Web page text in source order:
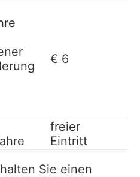
€ 6
freier
Eintritt
Sie einen